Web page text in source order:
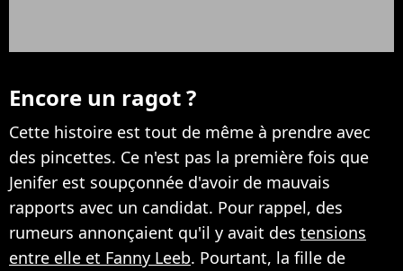
Encore un ragot ?
Cette histoire est tout de même à prendre avec
des pincettes. Ce n'est pas la première fois que
Jenifer est soupçonnée d'avoir de mauvais
rapports avec un candidat. Pour rappel, des
rumeurs annonçaient qu'il y avait des tensions
entre elle et Fanny Leeb. Pourtant, la fille de